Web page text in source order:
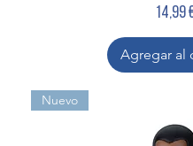
Precio
14,99
Agregar al
Nuevo